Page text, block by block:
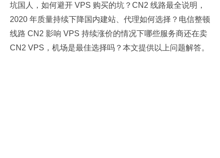
坑国人，如何避开 VPS 购买的坑？CN2 线路最全说明，
2020 年质量持续下降国内建站、代理如何选择？电信整顿
线路 CN2 影响 VPS 持续涨价的情况下哪些服务商还在卖
CN2 VPS，机场是最佳选择吗？本文提供以上问题解答。